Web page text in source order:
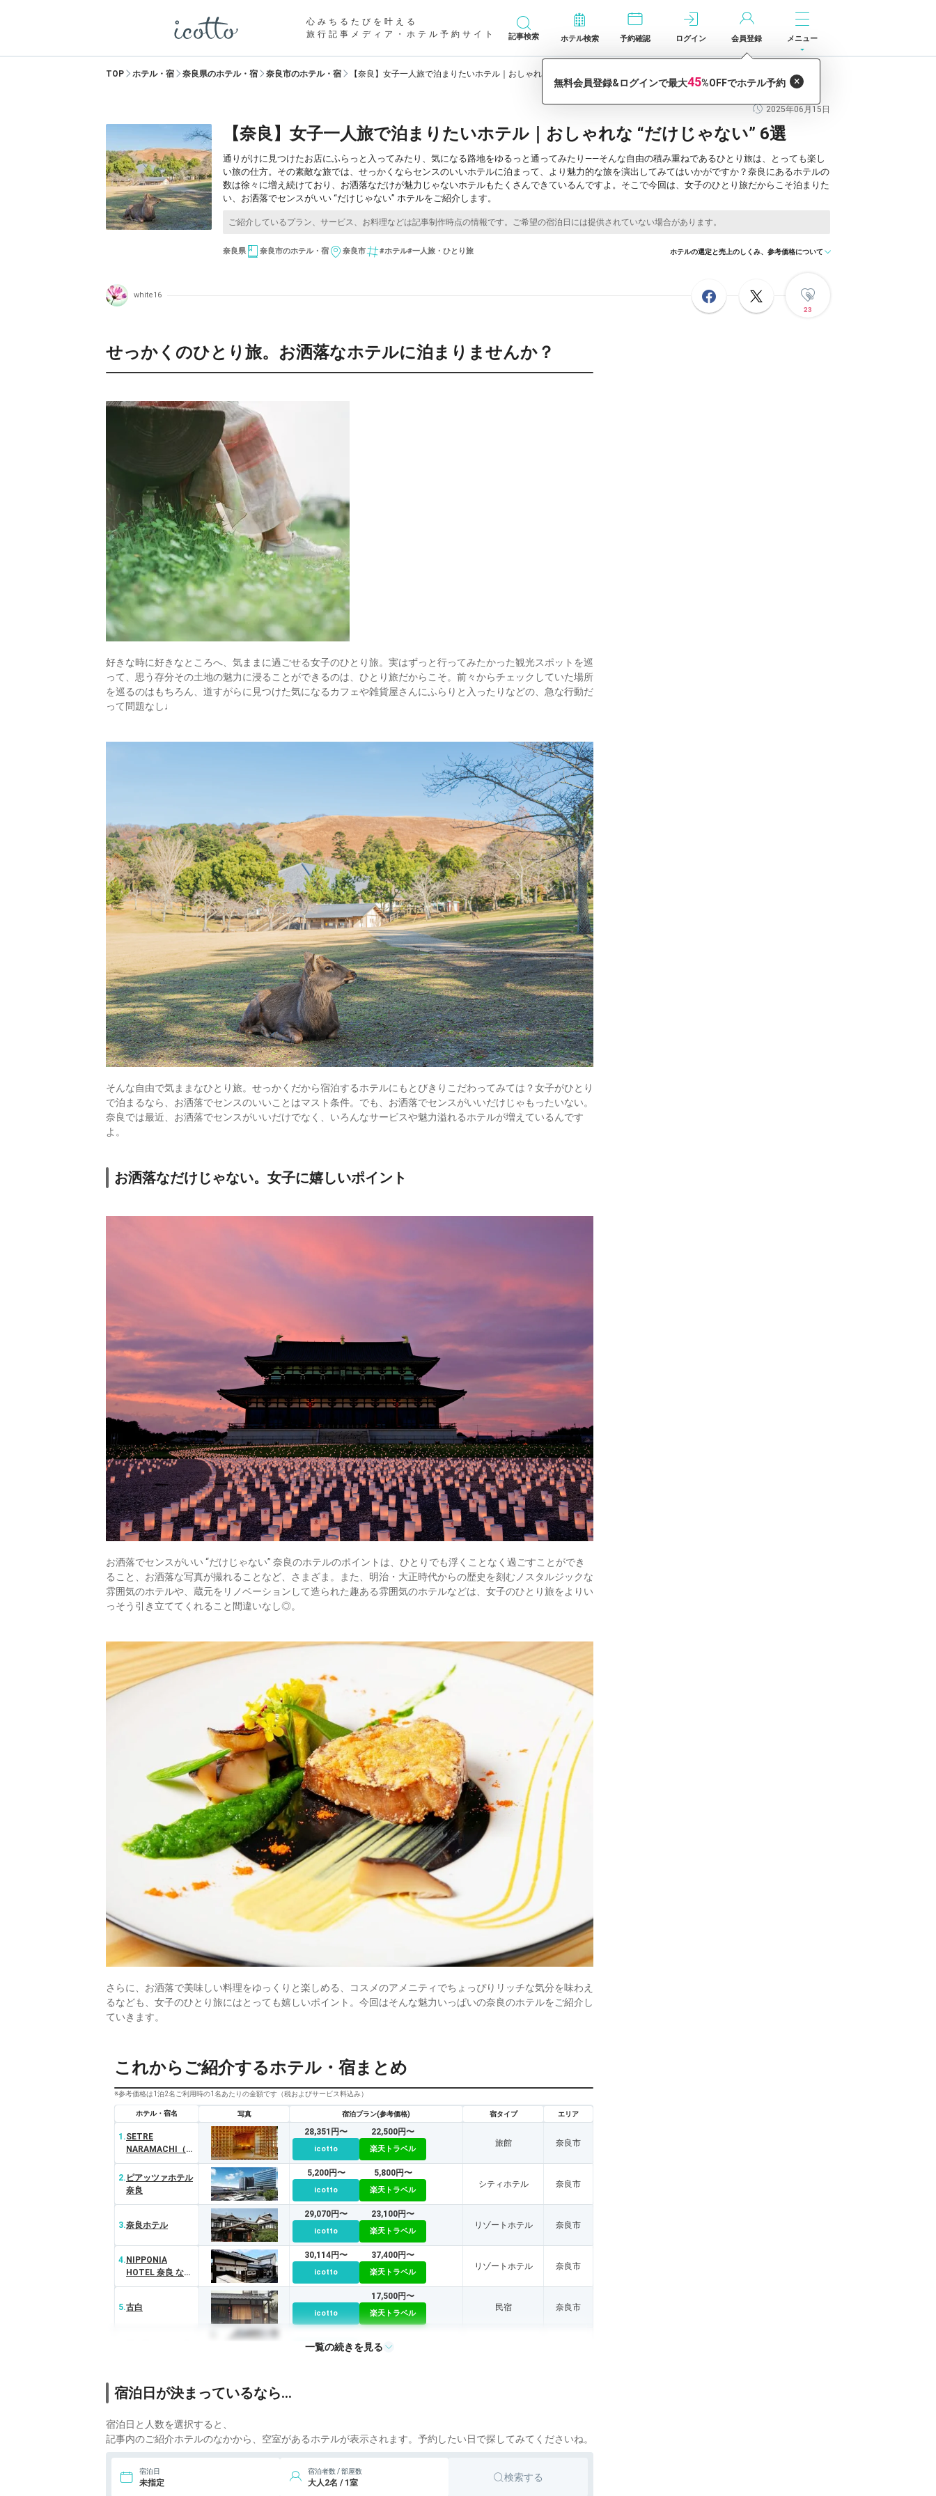
心みちるたびを叶える
旅行記事メディア・ホテル予約サイト
記事検索 ホテル検索 予約確認 ログイン 会員登録 メニュー
TOP ホテル・宿 奈良県のホテル・宿 奈良市のホテル・宿 【奈良】女子一人旅で泊まりたいホテル｜おしゃれな “だけじゃない” 6選
2025年06月15日
【奈良】女子一人旅で泊まりたいホテル｜おしゃれな “だけじゃない” 6選
通りがけに見つけたお店にふらっと入ってみたり、気になる路地をゆるっと通ってみたり――そんな自由の積み重ねであるひとり旅は、とっても楽し
い旅の仕方。その素敵な旅では、せっかくならセンスのいいホテルに泊まって、より魅力的な旅を演出してみてはいかがですか？奈良にあるホテルの
数は徐々に増え続けており、お洒落なだけが魅力じゃないホテルもたくさんできているんですよ。そこで今回は、女子のひとり旅だからこそ泊まりた
い、お洒落でセンスがいい “だけじゃない” ホテルをご紹介します。
奈良県 奈良市のホテル・宿 奈良市 #ホテル#一人旅・ひとり旅 ホテルの選定と売上のしくみ、参考価格について
white16
23
せっかくのひとり旅。お洒落なホテルに泊まりませんか？
好きな時に好きなところへ、気ままに過ごせる女子のひとり旅。実はずっと行ってみたかった観光スポットを巡
って、思う存分その土地の魅力に浸ることができるのは、ひとり旅だからこそ。前々からチェックしていた場所
を巡るのはもちろん、道すがらに見つけた気になるカフェや雑貨屋さんにふらりと入ったりなどの、急な行動だ
って問題なし♩
そんな自由で気ままなひとり旅。せっかくだから宿泊するホテルにもとびきりこだわってみては？女子がひとり
で泊まるなら、お洒落でセンスのいいことはマスト条件。でも、お洒落でセンスがいいだけじゃもったいない。
奈良では最近、お洒落でセンスがいいだけでなく、いろんなサービスや魅力溢れるホテルが増えているんです
よ。
お洒落なだけじゃない。女子に嬉しいポイント
お洒落でセンスがいい “だけじゃない” 奈良のホテルのポイントは、ひとりでも浮くことなく過ごすことができ
ること、お洒落な写真が撮れることなど、さまざま。また、明治・大正時代からの歴史を刻むノスタルジックな
雰囲気のホテルや、蔵元をリノベーションして造られた趣ある雰囲気のホテルなどは、女子のひとり旅をよりい
っそう引き立ててくれること間違いなし◎。
さらに、お洒落で美味しい料理をゆっくりと楽しめる、コスメのアメニティでちょっぴりリッチな気分を味わえ
るなども、女子のひとり旅にはとっても嬉しいポイント。今回はそんな魅力いっぱいの奈良のホテルをご紹介し
ていきます。
これからご紹介するホテル・宿まとめ
※参考価格は1泊2名ご利用時の1名あたりの金額です（税およびサービス料込み）
ホテル・宿名 写真 宿泊プラン(参考価格) 宿タイプ エリア
1.SETRE
NARAMACHI（セ
トレ ならまち）
28,351円〜
icotto
22,500円〜
楽天トラベル
旅館 奈良市
2. ピアッツァホテル
奈良
5,200円〜
icotto
5,800円〜
楽天トラベル
シティホテル 奈良市
3.奈良ホテル
29,070円〜
icotto
23,100円〜
楽天トラベル
リゾートホテル 奈良市
4.NIPPONIA
HOTEL 奈良 なら
まち
30,114円〜
icotto
37,400円〜
楽天トラベル
リゾートホテル 奈良市
5.古白
icotto
17,500円〜
楽天トラベル
民宿 奈良市
icotto
一覧の続きを見る
宿泊日が決まっているなら…
宿泊日と人数を選択すると、
記事内のご紹介ホテルのなかから、空室があるホテルが表示されます。予約したい日で探してみてくださいね。
宿泊日
未指定
宿泊者数 / 部屋数
大人2名 / 1室 検索する